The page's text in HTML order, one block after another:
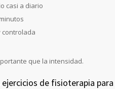
casi a diario
controlada
que la intensidad.
ejercicios de fisioterapia